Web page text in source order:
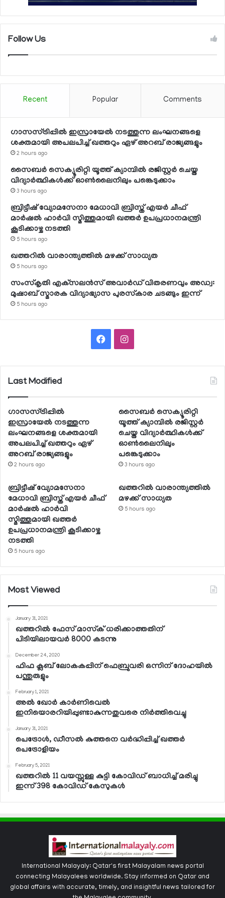
Follow Us
Recent Popular Comments
ഗാസസ്ട്രിപ്പില്‍ ഇസ്രായേല്‍ നടത്തുന്ന ലംഘനങ്ങളെ
ശക്തമായി അപലപിച്ച് ഖത്തറും ഏഴ് അറബ് രാജ്യങ്ങളും
2 hours ago
സൈബര്‍ സെക്യൂരിറ്റി യൂത്ത് ക്യാമ്പില്‍ രജിസ്റ്റര്‍ ചെയ്ത
വിദ്യാര്‍ത്ഥികള്‍ക്ക് ഓണ്‍ലൈനിലും പങ്കെടുക്കാം
3 hours ago
ബ്രിട്ടീഷ് വ്യോമസേനാ മേധാവി ബ്രിസ്ത് എയര്‍ ചീഫ്
മാര്‍ഷല്‍ ഹാര്‍വി സ്മിത്തുമായി ഖത്തര്‍ ഉപപ്രധാനമന്ത്രി
കൂടിക്കാഴ്ച നടത്തി
5 hours ago
ഖത്തറില്‍ വാരാന്ത്യത്തില്‍ മഴക്ക് സാധ്യത
5 hours ago
സംസ്‌കൃതി എക്‌സലന്‍സ് അവാര്‍ഡ് വിതരണവും അഡ്വ:
മുഷാബ് സ്മാരക വിദ്യാഭ്യാസ പുരസ്‌കാര ചടങ്ങും ഇന്ന്
5 hours ago
FacebookInstagram
Last Modified
ഗാസസ്ട്രിപ്പില്‍
ഇസ്രായേല്‍ നടത്തുന്ന
ലംഘനങ്ങളെ ശക്തമായി
അപലപിച്ച് ഖത്തറും ഏഴ്
അറബ് രാജ്യങ്ങളും
2 hours ago
സൈബര്‍ സെക്യൂരിറ്റി
യൂത്ത് ക്യാമ്പില്‍ രജിസ്റ്റര്‍
ചെയ്ത വിദ്യാര്‍ത്ഥികള്‍ക്ക്
ഓണ്‍ലൈനിലും
പങ്കെടുക്കാം
3 hours ago
ബ്രിട്ടീഷ് വ്യോമസേനാ
മേധാവി ബ്രിസ്ത് എയര്‍ ചീഫ്
മാര്‍ഷല്‍ ഹാര്‍വി
സ്മിത്തുമായി ഖത്തര്‍
ഉപപ്രധാനമന്ത്രി കൂടിക്കാഴ്ച
നടത്തി
5 hours ago
ഖത്തറില്‍ വാരാന്ത്യത്തില്‍
മഴക്ക് സാധ്യത
5 hours ago
Most Viewed
January 31, 2021
ഖത്തറില്‍ ഫേസ് മാസ്‌ക് ധരിക്കാത്തതിന്
പിടിയിലായവര്‍ 8000 കടന്നു
December 24, 2020
ഫിഫ ക്ലബ് ലോകകപ്പിന് ഫെബ്രുവരി ഒന്നിന് ദോഹയില്‍
പന്തുരുളും
February 1, 2021
അല്‍ ഖോര്‍ കാര്‍ണിവെല്‍
ഇനിയൊരറിയിപ്പുണ്ടാകുന്നതുവരെ നിര്‍ത്തിവെച്ചു
January 31, 2021
പെട്രോള്‍, ഡീസല്‍ കുത്തനെ വര്‍ദ്ധിപ്പിച്ച് ഖത്തര്‍
പെട്രോളിയം
February 5, 2021
ഖത്തറില്‍ 11 വയസ്സുള്ള കുട്ടി കോവിഡ് ബാധിച്ച് മരിച്ചു
ഇന്ന് 398 കോവിഡ് കേസുകള്‍
International Malayaly: Qatar's first Malayalam news portal
connecting Malayalees worldwide. Stay informed on Qatar and
global affairs with accurate, timely, and insightful news tailored for